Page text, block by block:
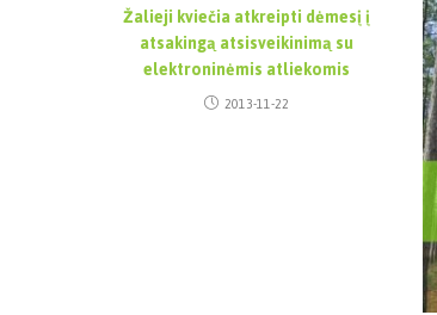
Žalieji kviečia atkreipti dėmesį į
atsakingą atsisveikinimą su
elektroninėmis atliekomis
2013-11-22